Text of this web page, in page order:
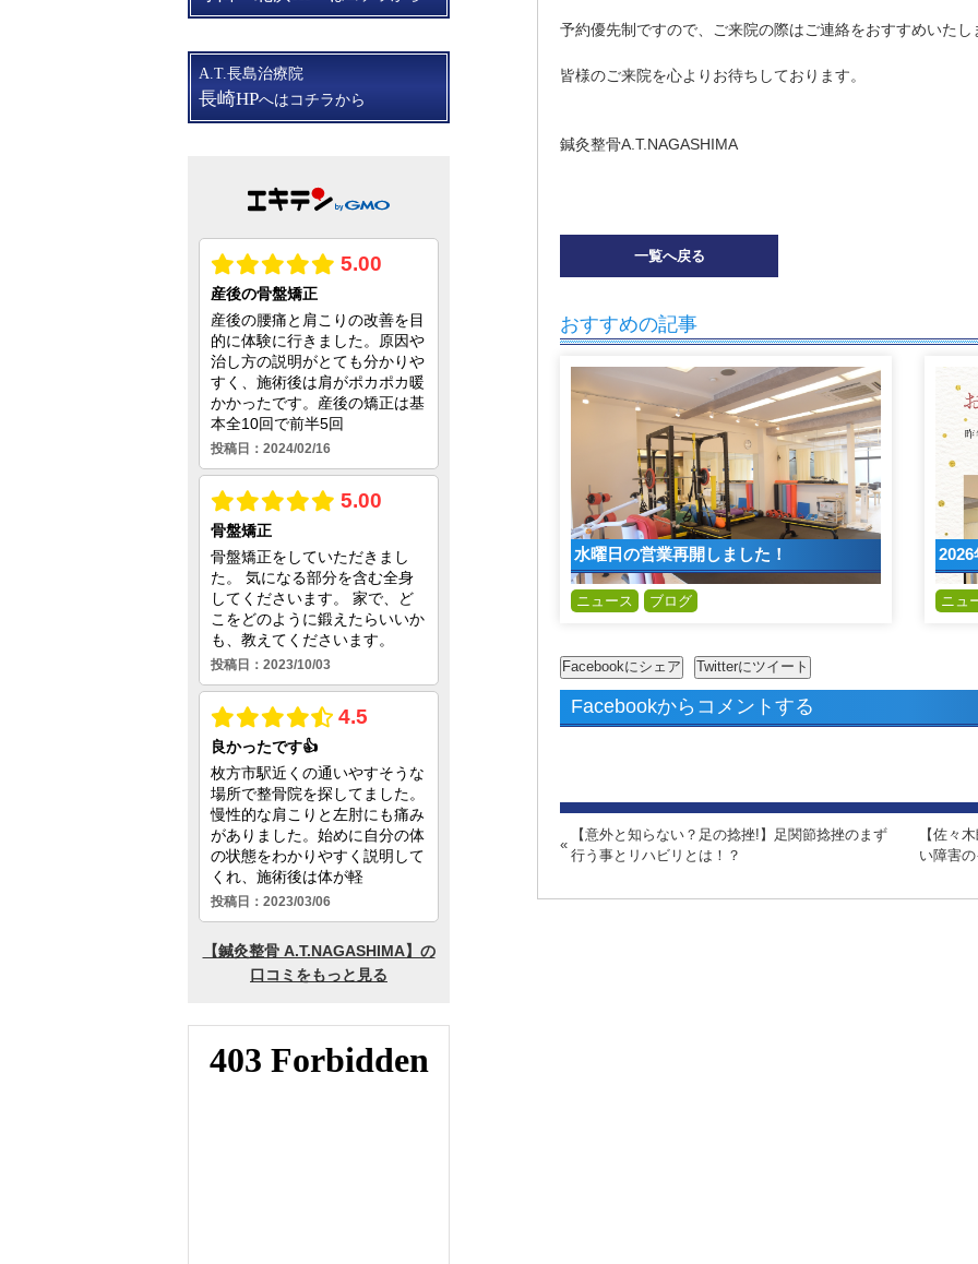
予約優先制ですので、ご来院の際はご連絡をおすすめいたし
皆様のご来院を心よりお待ちしております。
鍼灸整骨A.T.NAGASHIMA
一覧へ戻る
おすすめの記事
水曜日の営業再開しました！
ニュース ブログ ニュ
Facebookからコメントする
【意外と知らない？足の捻挫!】足関節捻挫のまず
行う事とリハビリとは！？
【佐々
い障害
A.T.長島治療院
長崎HPへはコチラから